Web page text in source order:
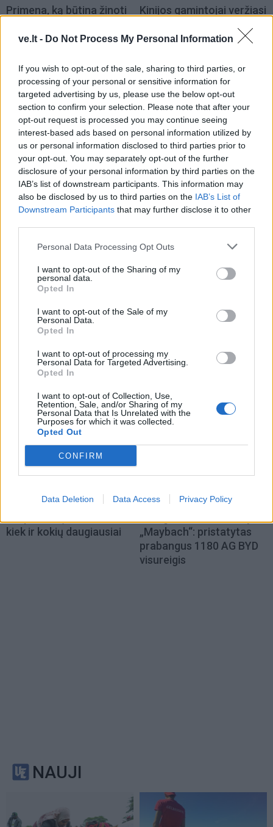
ve.lt - Do Not Process My Personal Information
If you wish to opt-out of the sale, sharing to third parties, or
processing of your personal or sensitive information for
targeted advertising by us, please use the below opt-out
section to confirm your selection. Please note that after your
opt-out request is processed you may continue seeing
interest-based ads based on personal information utilized by
us or personal information disclosed to third parties prior to
your opt-out. You may separately opt-out of the further
disclosure of your personal information by third parties on the
IAB’s list of downstream participants. This information may
also be disclosed by us to third parties on the IAB’s List of
Downstream Participants that may further disclose it to other
Personal Data Processing Opt Outs
I want to opt-out of the Sharing of my
personal data.
Opted In
I want to opt-out of the Sale of my
Personal Data.
Opted In
I want to opt-out of processing my
Personal Data for Targeted Advertising.
Opted In
I want to opt-out of Collection, Use,
Retention, Sale, and/or Sharing of my
Personal Data that Is Unrelated with the
Purposes for which it was collected.
Opted Out
CONFIRM
Data Deletion Data Access Privacy Policy
Primena, ką būtina žinoti
remontuojamais kelių
Kinijos gamintojai veržiasi
tampa rimta konkurencija
Auto
Pensijų pinigai -
naudotiems
automobiliams(1)
Auto
„Mercedes Sprinter“ virto
prabangiais namais ant
ratų: pristatytas
aukščiausios klasės
kemperis (nuotraukos)
Auto
Važiuojate tik trumpus
atstumus? Specialistai
įvardijo patikimiausią
variklį miestui
Klaipėdiečių automobiliai:
kiek ir kokių daugiausiai
kiek ir kokių daugiausiai
Auto
„Maybach“: pristatytas
prabangus 1180 AG BYD
visureigis
NAUJI